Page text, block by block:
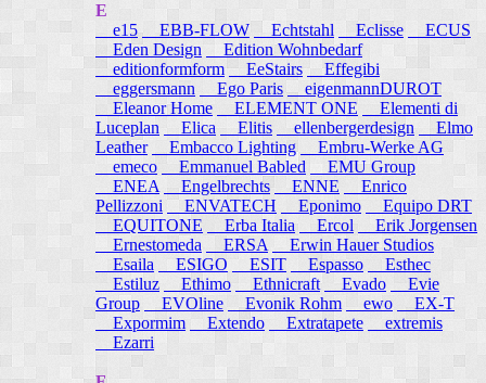
E
e15 EBB-FLOW Echtstahl Eclisse
ECUS
Eden Design
Edition Wohnbedarf
editionformform
EeStairs
Effegibi
eggersmann
Ego Paris
eigenmannDUROT
Eleanor Home
ELEMENT ONE
Elementi di
Luceplan
Elica Elitis ellenbergerdesign
Elmo
Leather
Embacco Lighting
Embru-Werke AG
emeco
Emmanuel Babled
EMU Group
ENEA
Engelbrechts ENNE
Enrico
Pellizzoni ENVATECH Eponimo
Equipo DRT
EQUITONE
Erba Italia Ercol
Erik Jorgensen
Ernestomeda
ERSA
Erwin Hauer Studios
Esaila
ESIGO ESIT Espasso
Esthec
Estiluz
Ethimo Ethnicraft Evado
Evie
Group
EVOline Evonik Rohm ewo
EX-T
Expormim
Extendo Extratapete
extremis
Ezarri